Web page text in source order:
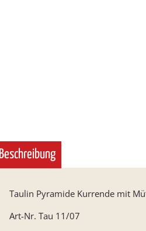
Beschreibung
Taulin Pyramide Kurrende mit
Art-Nr. Tau 11/07